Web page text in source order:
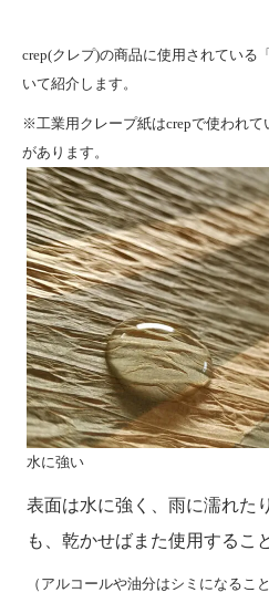
crep(クレプ)の商品に使用されている
いて紹介します。
※工業用クレープ紙はcrepで使われ
があります。
水に強い
表面は水に強く、雨に濡れた
も、乾かせばまた使用するこ
（アルコールや油分はシミになるこ